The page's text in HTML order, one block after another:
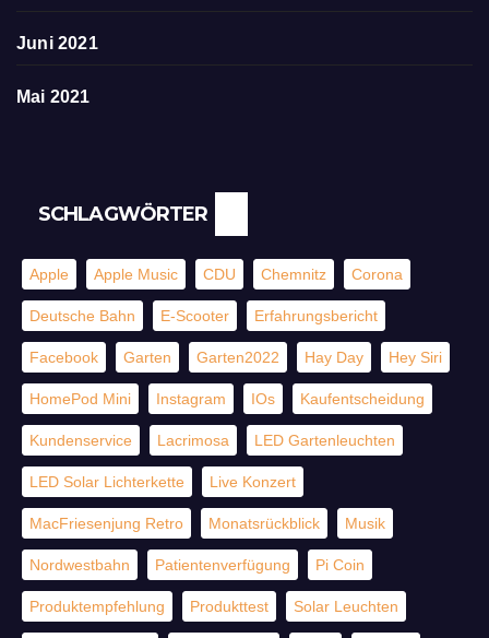
Juni 2021
Mai 2021
SCHLAGWÖRTER
Apple Apple Music CDU Chemnitz Corona
Deutsche Bahn E-Scooter Erfahrungsbericht
Facebook Garten Garten2022 Hay Day Hey Siri
HomePod Mini Instagram IOs Kaufentscheidung
Kundenservice Lacrimosa LED Gartenleuchten
LED Solar Lichterkette Live Konzert
MacFriesenjung Retro Monatsrückblick Musik
Nordwestbahn Patientenverfügung Pi Coin
Produktempfehlung Produkttest Solar Leuchten